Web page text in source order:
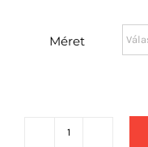
Méret